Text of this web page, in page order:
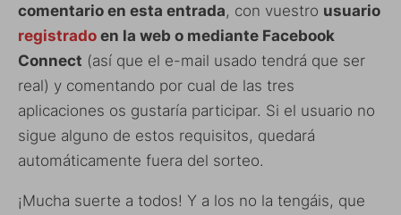
comentario en esta entrada, con vuestro usuario
registrado en la web o mediante Facebook
Connect (así que el e-mail usado tendrá que ser
real) y comentando por cual de las tres
aplicaciones os gustaría participar. Si el usuario no
sigue alguno de estos requisitos, quedará
automáticamente fuera del sorteo.
¡Mucha suerte a todos! Y a los no la tengáis, que